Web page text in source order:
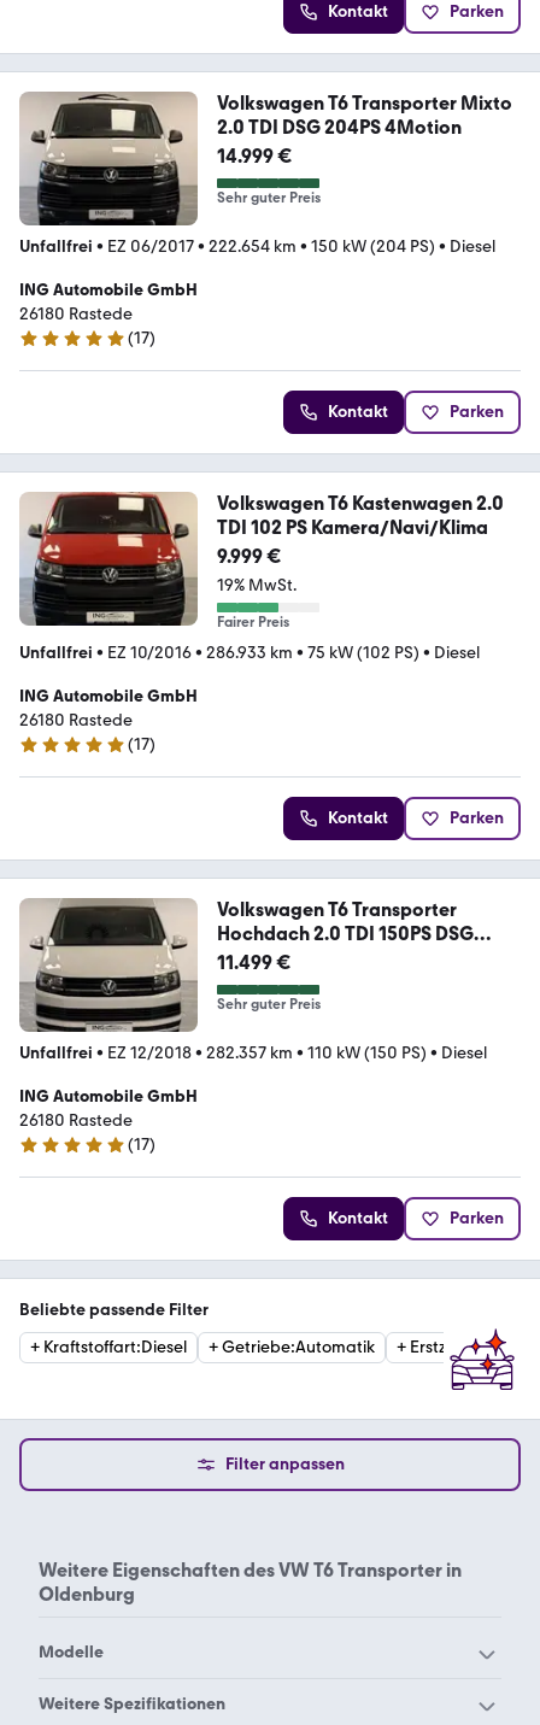
Kontakt Parken
Volkswagen T6 Transporter Mixto
2.0 TDI DSG 204PS 4Motion
14.999 €
Sehr guter Preis
Unfallfrei • EZ 06/2017• 222.654 km • 150 kW (204 PS) • Diesel
ING Automobile GmbH
26180 Rastede
4.8 Sterne
(17)
Kontakt Parken
Volkswagen T6 Kastenwagen 2.0
TDI 102 PS Kamera/Navi/Klima
9.999 €
19% MwSt.
Fairer Preis
Unfallfrei • EZ 10/2016• 286.933 km • 75 kW (102 PS) • Diesel
ING Automobile GmbH
26180 Rastede
4.8 Sterne
(17)
Kontakt Parken
Volkswagen T6 Transporter
Hochdach 2.0 TDI 150PS DSG
KLIMA
11.499 €
Sehr guter Preis
Unfallfrei • EZ 12/2018• 282.357 km • 110 kW (150 PS) • Diesel
ING Automobile GmbH
26180 Rastede
4.8 Sterne
(17)
Kontakt Parken
Beliebte passende Filter
+ Kraftstoffart:Diesel +Getriebe:Automatik + Erstzulassung
Filter anpassen
Weitere Eigenschaften desVW T6 Transporter in
Oldenburg
Modelle
VW 181
Weitere Spezifikationen